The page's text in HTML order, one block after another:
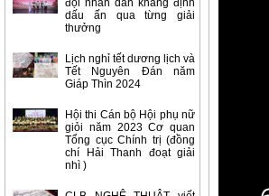
đội nhân dân khẳng định
dấu ấn qua từng giải
thưởng
Lịch nghỉ tết dương lịch và
Tết Nguyên Đán năm
Giáp Thìn 2024
Hội thi Cán bộ Hội phụ nữ
giỏi năm 2023 Cơ quan
Tổng cục Chính trị (đồng
chí Hải Thanh đoạt giải
nhì )